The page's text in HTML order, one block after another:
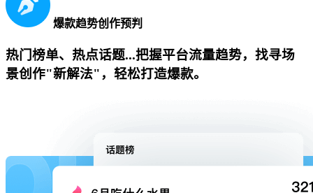
爆款趋势创作预判
热门榜单、热点话题...把握平台流量趋势，找寻场
景创作"新解法"，轻松打造爆款。